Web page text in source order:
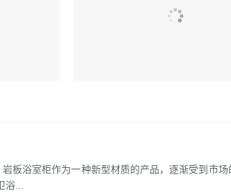
板浴室柜作为一种新型材质的产品，逐渐受到市场
...